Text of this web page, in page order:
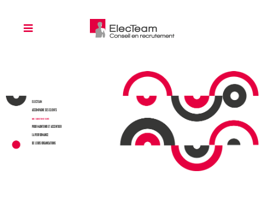
ELECTEAM
ACCOMPAGNE SES CLIENTS
DANS L’ACQUISITION DE TALENTS
POUR MAINTENIR ET ACCENTUER
LA PERFORMANCE
DE LEURS ORGANISATIONS